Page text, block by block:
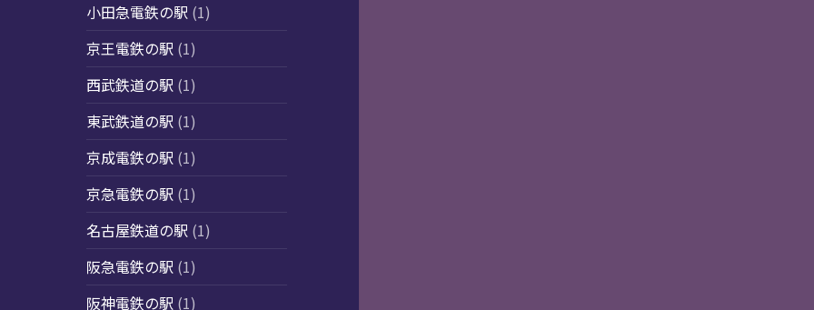
小田急電鉄の駅 (1)
京王電鉄の駅 (1)
西武鉄道の駅 (1)
東武鉄道の駅 (1)
京成電鉄の駅 (1)
京急電鉄の駅 (1)
名古屋鉄道の駅 (1)
阪急電鉄の駅 (1)
阪神電鉄の駅 (1)